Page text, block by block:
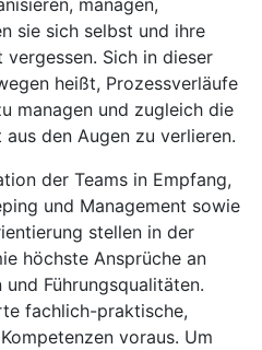
managen,
sie sich selbst und ihre
Sich in dieser
heißt, Prozessverläufe
managen und zugleich die
den Augen zu verlieren.
der Teams in Empfang,
und Management sowie
stellen in der
höchste Ansprüche an
Führungsqualitäten.
fachlich-praktische,
voraus. Um